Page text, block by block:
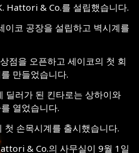
Hattori & Co.를 설립했습니다.
이코 공장을 설립하고 벽시계를
점을 오픈하고 세이코의 첫 회
만들었습니다.
딜러가 된 킨타로는 상하이와
열었습니다.
첫 손목시계를 출시했습니다.
& Co.의 사무실이 9월 1일